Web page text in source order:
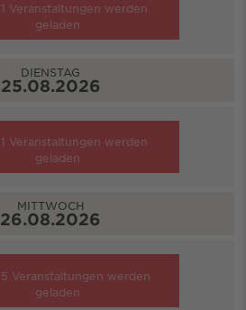
1 Veranstaltungen werden
geladen
DIENSTAG
25.08.2026
1 Veranstaltungen werden
geladen
MITTWOCH
26.08.2026
5 Veranstaltungen werden
geladen